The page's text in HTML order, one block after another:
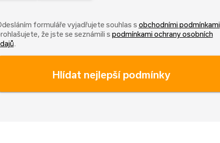
formuláře vyjadřujete souhlas s obchodními podmínkami
že jste se seznámili s podmínkami ochrany osobních
.
Hlídat nejlepší podmínky